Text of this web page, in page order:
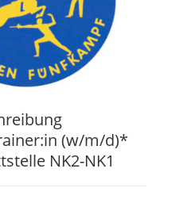
(w/m/d)*
NK2-NK1